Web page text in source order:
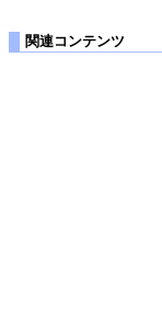
関連コンテンツ